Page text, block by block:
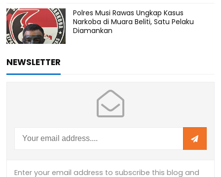
Polres Musi Rawas Ungkap Kasus
Narkoba di Muara Beliti, Satu Pelaku
Diamankan
NEWSLETTER